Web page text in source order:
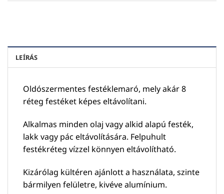
LEÍRÁS
Oldószermentes festéklemaró, mely akár 8
réteg festéket képes eltávolítani.
Alkalmas minden olaj vagy alkid alapú festék,
lakk vagy pác eltávolítására. Felpuhult
festékréteg vízzel könnyen eltávolítható.
Kizárólag kültéren ajánlott a használata, szinte
bármilyen felületre, kivéve alumínium.